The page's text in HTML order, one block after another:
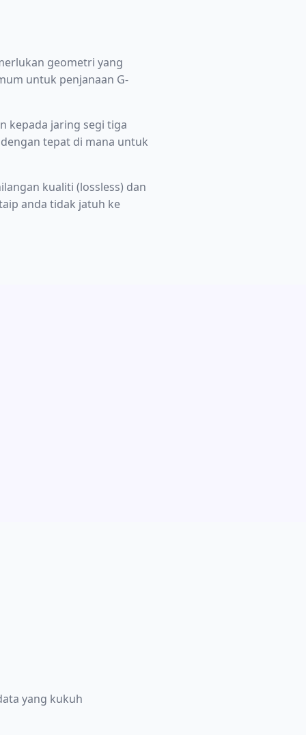
geometri yang
untuk penjanaan G-
kepada jaring segi tiga
tepat di mana untuk
kualiti (lossless) dan
anda tidak jatuh ke
yang kukuh